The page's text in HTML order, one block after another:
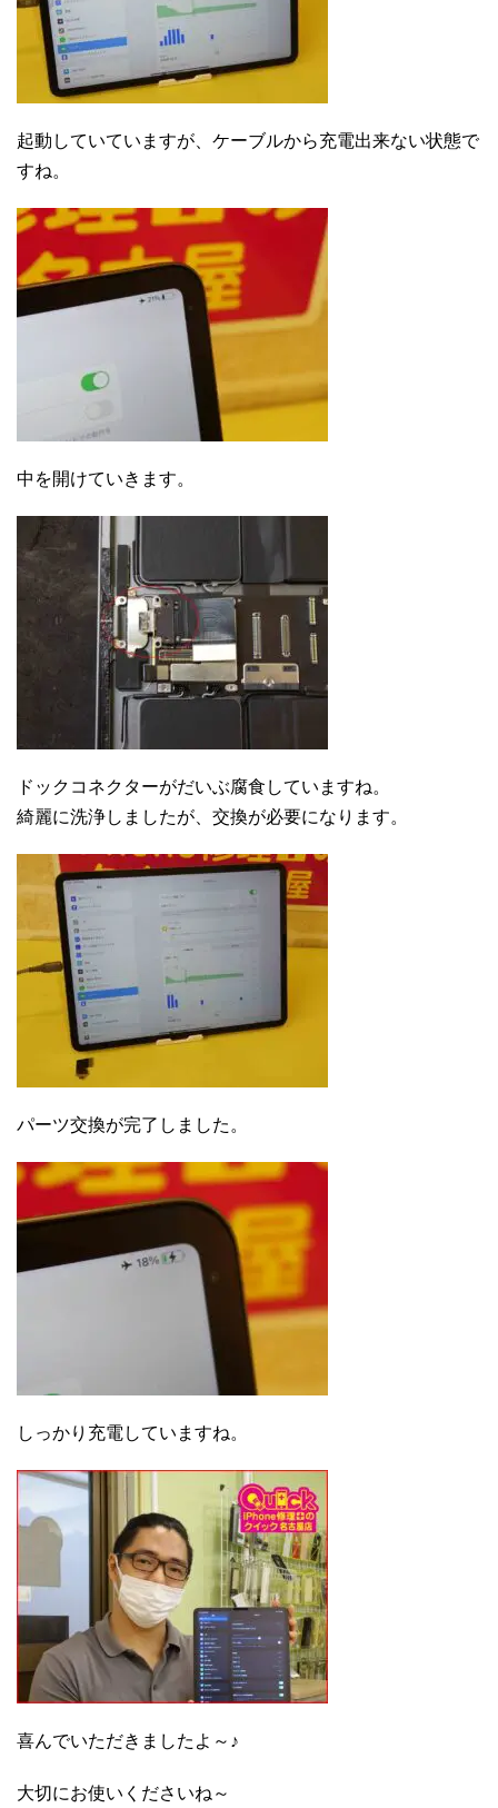
起動していていますが、ケーブルから充電出来ない状態で
すね。
中を開けていきます。
ドックコネクターがだいぶ腐食していますね。
綺麗に洗浄しましたが、交換が必要になります。
パーツ交換が完了しました。
しっかり充電していますね。
喜んでいただきましたよ～♪
大切にお使いくださいね～